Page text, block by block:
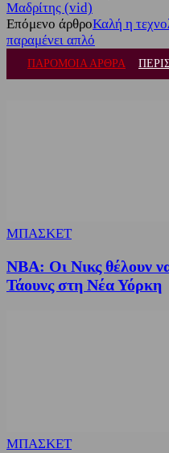
Μαδρίτης (vid)
Επόμενο άρθροΚαλή η
παραμένει απλό
ΠΑΡΟΜΟΙΑ ΑΡΘΡΑ
ΜΠΑΣΚΕΤ
NBA: Οι Νικς θέλουν
Τάουνς στη Νέα Υόρκη
ΜΠΑΣΚΕΤ